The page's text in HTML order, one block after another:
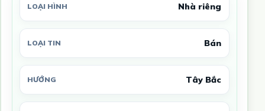
LOẠI HÌNH Nhà riêng
LOẠI TIN Bán
HƯỚNG Tây Bắc